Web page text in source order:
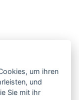
um ihren
und
Sie mit ihr